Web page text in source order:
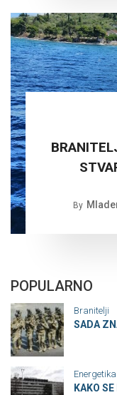
By
POPULARNO
Branitelji
SADA
Energetika
KAKO